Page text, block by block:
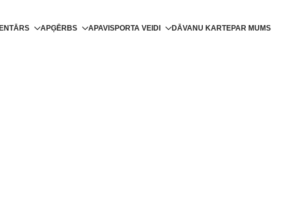
APĢĒRBS APAVI SPORTA VEIDI DĀVANU KARTEPAR MUMS